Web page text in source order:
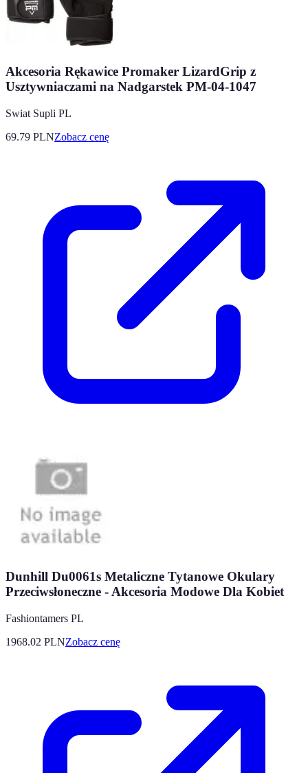
Akcesoria Rękawice Promaker LizardGrip z
Usztywniaczami na Nadgarstek PM-04-1047
Swiat Supli PL
69.79 PLNZobacz cenę
Dunhill Du0061s Metaliczne Tytanowe Okulary
Przeciwsłoneczne - Akcesoria Modowe Dla Kobiet
Fashiontamers PL
1968.02 PLNZobacz cenę